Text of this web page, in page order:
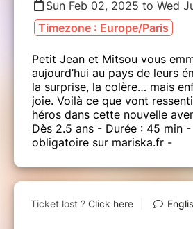
Sun Feb 02, 2025 to Wed
Timezone : Europe/Paris
Petit Jean et Mitsou vous
aujourd’hui au pays de leurs
la surprise, la colère… mais
joie. Voilà ce que vont
héros dans cette nouvelle
Dès 2.5 ans - Durée : 45 min
obligatoire sur mariska.fr -